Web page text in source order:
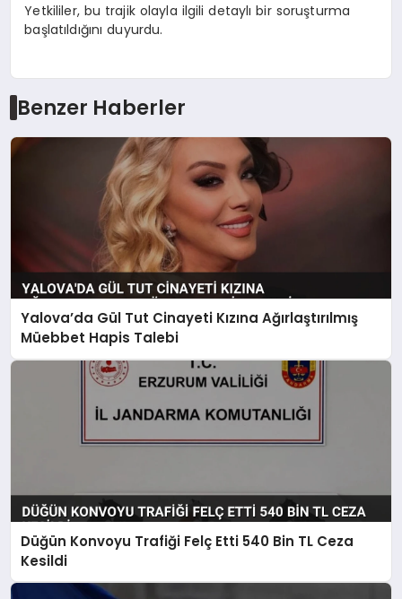
Yetkililer, bu trajik olayla ilgili detaylı bir soruşturma
başlatıldığını duyurdu.
Benzer Haberler
Yalova’da Gül Tut Cinayeti Kızına Ağırlaştırılmış
Müebbet Hapis Talebi
Düğün Konvoyu Trafiği Felç Etti 540 Bin TL Ceza
Kesildi